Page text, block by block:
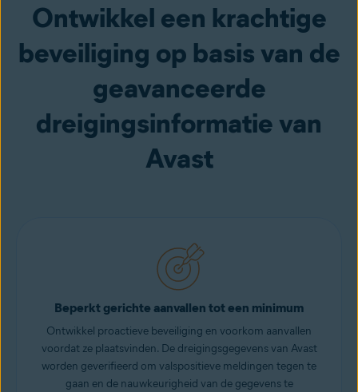
Ontwikkel een krachtige
beveiliging op basis van de
geavanceerde
dreigingsinformatie van
Avast
Beperkt gerichte aanvallen tot een minimum
Ontwikkel proactieve beveiliging en voorkom aanvallen
voordat ze plaatsvinden. De dreigingsgegevens van Avast
worden geverifieerd om valspositieve meldingen tegen te
gaan en de nauwkeurigheid van de gegevens te